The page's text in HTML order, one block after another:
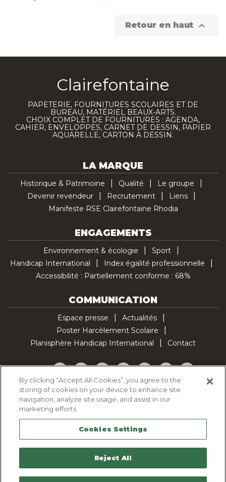
Retour en haut 
Clairefontaine
PAPETERIE, FOURNITURES SCOLAIRES ET DE
BUREAU, MATÉRIEL BEAUX-ARTS.
CHOIX COMPLET DE FOURNITURES : AGENDA,
CAHIER, ENVELOPPES, CARNET DE DESSIN, PAPIER
AQUARELLE, CARTON À DESSIN.
LA MARQUE
Historique & Patrimoine Qualité
Le groupe
Devenir revendeur
Recrutement
Liens
Manifeste RSE Clairefontaine Rhodia
ENGAGEMENTS
Environnement & écologie
Sport
Handicap International
Index égalité professionnelle
Accessibilité : Partiellement conforme : 68%
COMMUNICATION
Espace presse
Actualités
Poster Harcèlement Scolaire
Planisphère Handicap International
Contact
Facebook
TwitterYouTubePinterestInstagramLinkedInTikTok
Politique d'utilisation des cookies
Politique de confidentialité
Mentions légales
Plan du site
Contactez-nous
By clicking “Accept All Cookies”, you agree to the
storing of cookies on your device to enhance site
navigation, analyze site usage, and assist in our
marketing efforts.
Cookies Settings
Reject All